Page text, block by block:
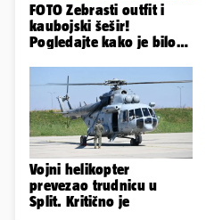
FOTO Zebrasti outfit i
kaubojski šešir!
Pogledajte kako je bilo
Vodicama
Vojni helikopter
prevezao trudnicu u
Split. Kritično je